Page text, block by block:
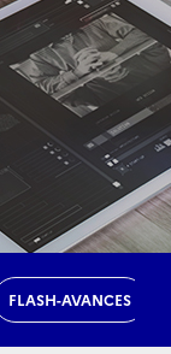
FLASH-AVANCES